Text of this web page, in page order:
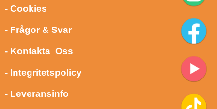
- Cookies
- Frågor & Svar
- Kontakta Oss
- Integritetspolicy
- Leveransinfo